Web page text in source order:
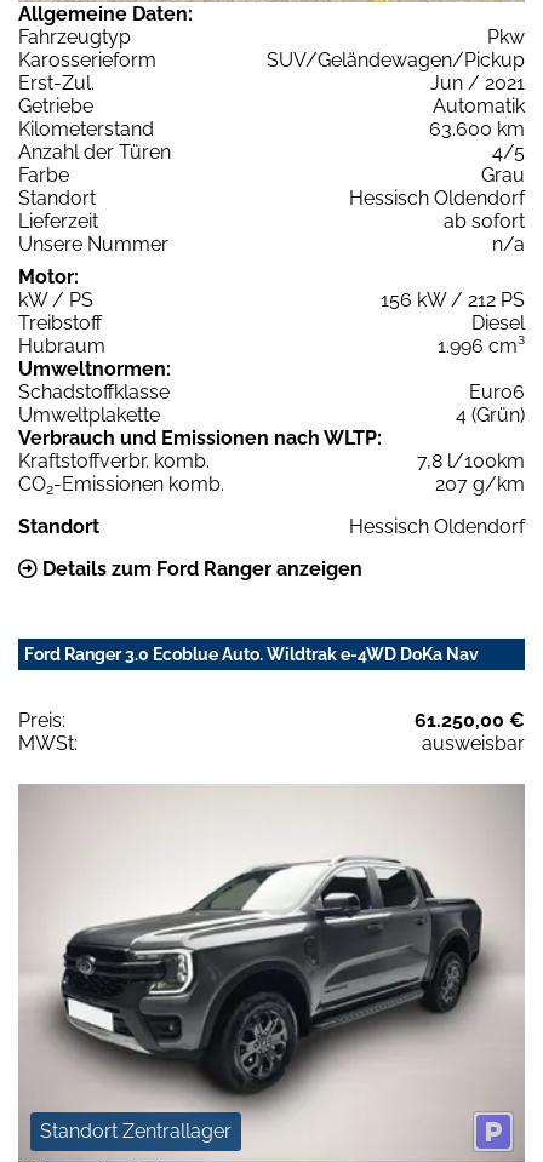
Allgemeine Daten:
Fahrzeugtyp
Pkw
Karosserieform
SUV/Geländewagen/Pickup
Erst-Zul.
Jun / 2021
Getriebe
Automatik
Kilometerstand
63.600 km
Anzahl der Türen
4/5
Farbe
Grau
Standort
Hessisch Oldendorf
Lieferzeit
ab sofort
Unsere Nummer
n/a
Motor:
kW / PS
156 kW / 212 PS
Treibstoff
Diesel
Hubraum
1.996 cm³
Umweltnormen:
Schadstoffklasse
Euro6
Umweltplakette
4 (Grün)
Verbrauch und Emissionen nach WLTP:
Kraftstoffverbr. komb.
7,8 l/100km
CO2-Emissionen komb.
207 g/km
Standort
Hessisch Oldendorf
Details zum Ford Ranger anzeigen
Ford Ranger 3.0 Ecoblue Auto. Wildtrak e-4WD DoKa Nav
Preis:
61.250,00 €
MWSt:
ausweisbar
Standort Zentrallager